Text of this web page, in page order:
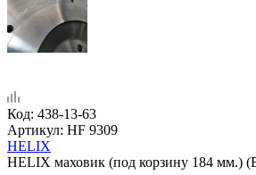
Код: 438-13-63
Артикул: HF 9309
HELIX
HELIX маховик (под корзину 184 мм.)